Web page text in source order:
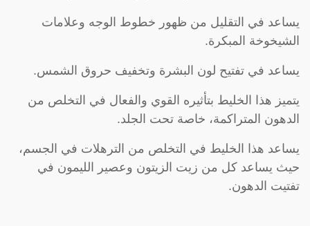
يساعد في التقليل من ظهور خطوط الوجه وعلامات
الشيخوخة المبكرة.
يساعد في تفتيح لون البشرة وتخفيف حروق الشمس.
يتميز هذا الخليط بتأثيره القوي والفعال في التخلص من
الدهون المتراكمة، خاصة تحت الجلد.
يساعد هذا الخليط في التخلص من الترهلات في الجسم،
حيث يساعد كل من زيت الزيتون وعصير الليمون في
تفتيت الدهون.